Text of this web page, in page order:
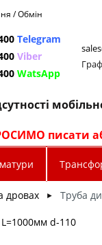
/ Обмін
Telegram
Viber
WatsApp
писати
дровах ► Труба
d-110